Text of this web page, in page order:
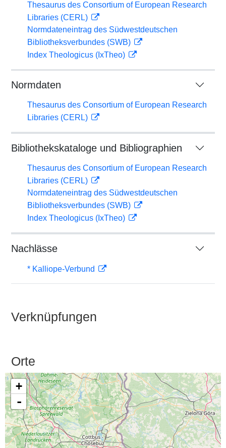
Thesaurus des Consortium of European Research
Libraries (CERL)
Normdateneintrag des Südwestdeutschen
Bibliotheksverbundes (SWB)
Index Theologicus (IxTheo)
Normdaten
Thesaurus des Consortium of European Research
Libraries (CERL)
Bibliothekskataloge und Bibliographien
Thesaurus des Consortium of European Research
Libraries (CERL)
Normdateneintrag des Südwestdeutschen
Bibliotheksverbundes (SWB)
Index Theologicus (IxTheo)
Nachlässe
* Kalliope-Verbund
Verknüpfungen
Orte
+
-